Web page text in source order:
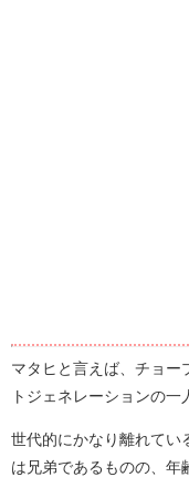
マタヒと言えば、チョー
トジェネレーションの一
世代的にかなり離れてい
は兄弟であるものの、年